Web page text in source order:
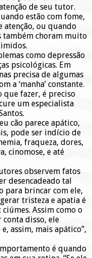
de seu tutor.
estão com fome,
atenção, ou quando
também choram muito
como depressão
psicológicas. Em
precisa de algumas
a ‘manha’ constante.
que fazer, é preciso
um especialista
cão parece apático,
pode ser indício de
fraqueza, dores,
cinomose, e até
observem fatos
desencadeado tal
para brincar com ele,
tristeza e apatia é
Assim como o
disso, ele
assim, mais apático”,
é quando